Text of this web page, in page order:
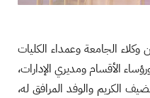
الجامعة وعمداء الكليات
الأقسام ومديري الإدارات،
الكريم والوفد المرافق له،